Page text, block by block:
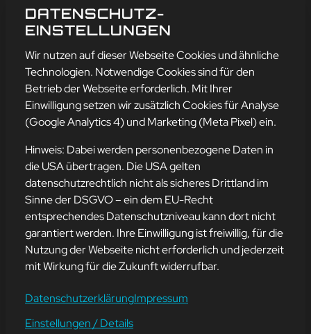
FAULTIERS
mehr erfahren
Adresse
mission-webstyle oHG
Bürgermeister-Regitz-Straße 40
66539 Neunkirchen
E-Mail:kontakt@mission-webstyle.de
Navigation
Webseitenerstellung
Webseite mieten
Webseiten Betreuung
Über Uns
Kontakt
Leistungen
DATENSCHUTZ-
EINSTELLUNGEN
Wir nutzen auf dieser Webseite Cookies und ähnliche
Technologien. Notwendige Cookies sind für den
Betrieb der Webseite erforderlich. Mit Ihrer
Einwilligung setzen wir zusätzlich Cookies für Analyse
(Google Analytics 4) und Marketing (Meta Pixel) ein.
Hinweis: Dabei werden personenbezogene Daten in
die USA übertragen. Die USA gelten
datenschutzrechtlich nicht als sicheres Drittland im
Sinne der DSGVO – ein dem EU-Recht
entsprechendes Datenschutzniveau kann dort nicht
garantiert werden. Ihre Einwilligung ist freiwillig, für die
Nutzung der Webseite nicht erforderlich und jederzeit
mit Wirkung für die Zukunft widerrufbar.
DatenschutzerklärungImpressum
Einstellungen / Details